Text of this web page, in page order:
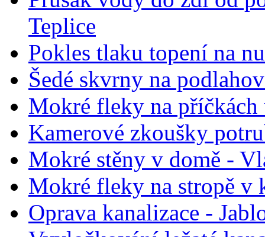
Teplice
Pokles tlaku topení na
Šedé skvrny na
Mokré fleky na
Kamerové zkoušky
Mokré stěny v domě -
Mokré fleky na stropě v
Oprava kanalizace -